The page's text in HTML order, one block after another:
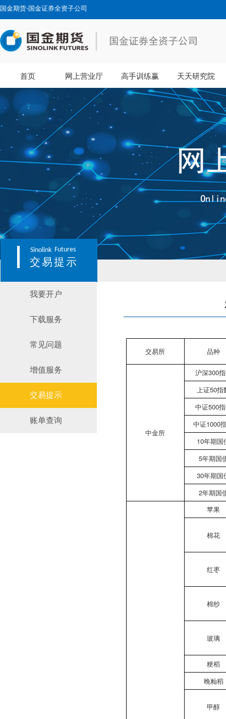
国金期货-国金证券全资子公司
首页 网上营业厅 高手训练赢 天天研究院
Sinolink Futures
交易提示
我要开户
下载服务
常见问题
增值服务
交易提示
账单查询
交易所 品种
中金所
沪深300
上证50指
中证500
中证1000
10年期国
5年期国
30年期国
2年期国
苹果
棉花
红枣
棉纱
玻璃
粳稻
晚籼稻
甲醇